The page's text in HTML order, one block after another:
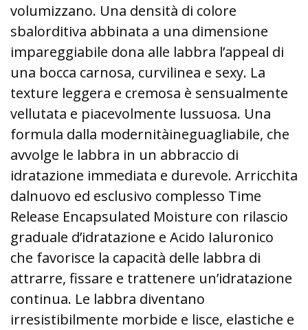
volumizzano. Una densità di colore
sbalorditiva abbinata a una dimensione
impareggiabile dona alle labbra l’appeal di
una bocca carnosa, curvilinea e sexy. La
texture leggera e cremosa è sensualmente
vellutata e piacevolmente lussuosa. Una
formula dalla modernitàineguagliabile, che
avvolge le labbra in un abbraccio di
idratazione immediata e durevole. Arricchita
dalnuovo ed esclusivo complesso Time
Release Encapsulated Moisture con rilascio
graduale d’idratazione e Acido Ialuronico
che favorisce la capacità delle labbra di
attrarre, fissare e trattenere un’idratazione
continua. Le labbra diventano
irresistibilmente morbide e lisce, elastiche e